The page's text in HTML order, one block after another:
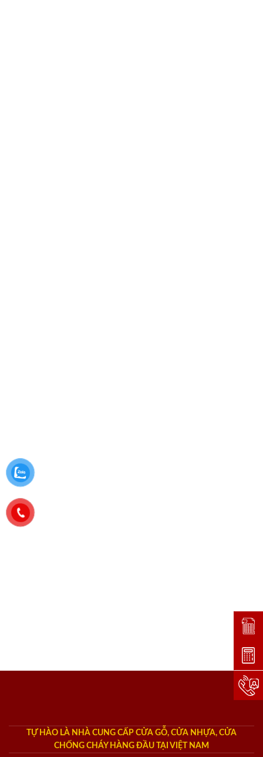
TỰ HÀO LÀ NHÀ CUNG CẤP CỬA GỖ, CỬA NHỰA, CỬA
CHỐNG CHÁY HÀNG ĐẦU TẠI VIỆT NAM
Đặt
Dự